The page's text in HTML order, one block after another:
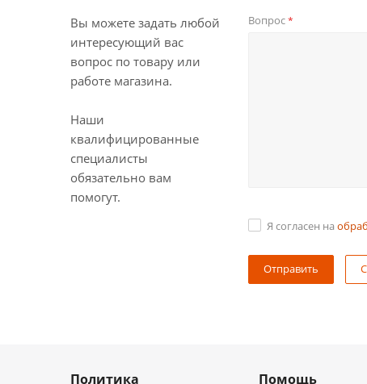
Вы можете задать любой
интересующий вас
вопрос по товару или
работе магазина.
Наши
квалифицированные
специалисты
обязательно вам
помогут.
Вопрос*
Я согласен на
Политика Помощь